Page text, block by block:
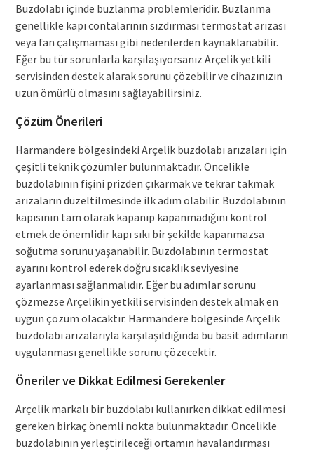
Buzdolabı içinde buzlanma problemleridir. Buzlanma
genellikle kapı contalarının sızdırması termostat arızası
veya fan çalışmaması gibi nedenlerden kaynaklanabilir.
Eğer bu tür sorunlarla karşılaşıyorsanız Arçelik yetkili
servisinden destek alarak sorunu çözebilir ve cihazınızın
uzun ömürlü olmasını sağlayabilirsiniz.
Çözüm Önerileri
Harmandere bölgesindeki Arçelik buzdolabı arızaları için
çeşitli teknik çözümler bulunmaktadır. Öncelikle
buzdolabının fişini prizden çıkarmak ve tekrar takmak
arızaların düzeltilmesinde ilk adım olabilir. Buzdolabının
kapısının tam olarak kapanıp kapanmadığını kontrol
etmek de önemlidir kapı sıkı bir şekilde kapanmazsa
soğutma sorunu yaşanabilir. Buzdolabının termostat
ayarını kontrol ederek doğru sıcaklık seviyesine
ayarlanması sağlanmalıdır. Eğer bu adımlar sorunu
çözmezse Arçelikin yetkili servisinden destek almak en
uygun çözüm olacaktır. Harmandere bölgesinde Arçelik
buzdolabı arızalarıyla karşılaşıldığında bu basit adımların
uygulanması genellikle sorunu çözecektir.
Öneriler ve Dikkat Edilmesi Gerekenler
Arçelik markalı bir buzdolabı kullanırken dikkat edilmesi
gereken birkaç önemli nokta bulunmaktadır. Öncelikle
buzdolabının yerleştirileceği ortamın havalandırması